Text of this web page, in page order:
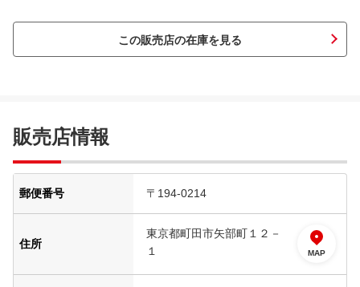
この販売店の在庫を見る
販売店情報
郵便番号 〒194-0214
住所
東京都町田市矢部町１２－
１
MAP